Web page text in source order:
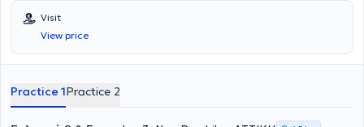
of each patient, providing safety, care, and confidence at every
stage of orthodontic therapy.
Visit
View price
Practice 1Practice 2